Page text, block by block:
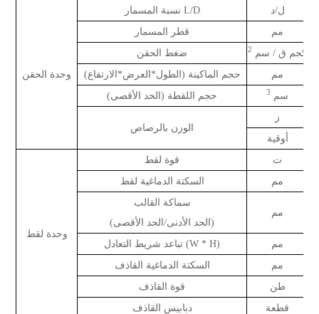
وحدة الحقن
نسبة المسمار L/D
ل/د
قطر المسمار
مم
ضغط الحقن
كجم ق / سم 2
حجم الماكينة (الطول*العرض*الارتفاع)
مم
حجم اللقطة (الحد الأقصى)
سم 3
الوزن بالرصاص
ز
أوقية
وحدة لقط
قوة لقط
ت
السكتة الدماغية لقط
مم
سماكة القالب
(الحد الأدنى/الحد الأقصى)
مم
تباعد شريط التعادل (W * H)
مم
السكتة الدماغية القاذف
مم
قوة القاذف
طن
دبابيس القاذف
قطعة